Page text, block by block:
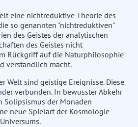
eine nichtreduktive Theorie des
so genannten "nichtreduktiven"
des Geistes der analytischen
des Geistes nicht
Rückgriff auf die Naturphilosophie
verständlich macht.
Welt sind geistige Ereignisse. Diese
verbunden. In bewusster Abkehr
Solipsismus der Monaden
neue Spielart der Kosmologie